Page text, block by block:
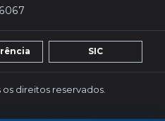
SIC
direitos reservados.